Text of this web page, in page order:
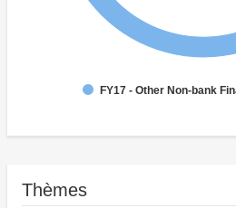
FY17 - Other Non-bank
Thèmes